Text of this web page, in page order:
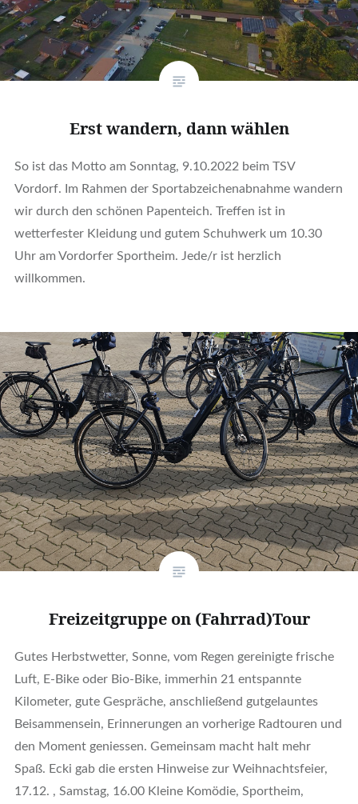
Erst wandern, dann wählen
So ist das Motto am Sonntag, 9.10.2022 beim TSV
Vordorf. Im Rahmen der Sportabzeichenabnahme wandern
wir durch den schönen Papenteich. Treffen ist in
wetterfester Kleidung und gutem Schuhwerk um 10.30
Uhr am Vordorfer Sportheim. Jede/r ist herzlich
willkommen.
Freizeitgruppe on (Fahrrad)Tour
Gutes Herbstwetter, Sonne, vom Regen gereinigte frische
Luft, E-Bike oder Bio-Bike, immerhin 21 entspannte
Kilometer, gute Gespräche, anschließend gutgelauntes
Beisammensein, Erinnerungen an vorherige Radtouren und
den Moment geniessen. Gemeinsam macht halt mehr
Spaß. Ecki gab die ersten Hinweise zur Weihnachtsfeier,
17.12. , Samstag, 16.00 Kleine Komödie, Sportheim,